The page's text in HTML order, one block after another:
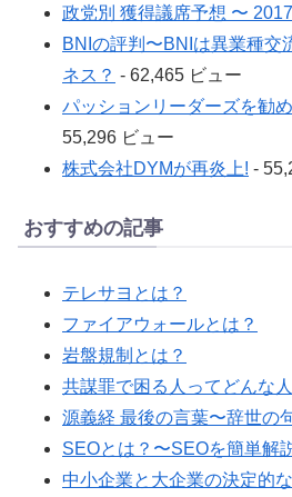
政党別 獲得議席予想 〜
BNIの評判〜BNIは異業種交
ネス？ - 62,465 ビュー
パッションリーダーズを勧
55,296 ビュー
株式会社DYMが再炎上! -
おすすめの記事
テレサヨとは？
ファイアウォールとは？
岩盤規制とは？
共謀罪で困る人ってどんな
源義経 最後の言葉〜辞世の
SEOとは？〜SEOを簡単解
中小企業と大企業の決定的